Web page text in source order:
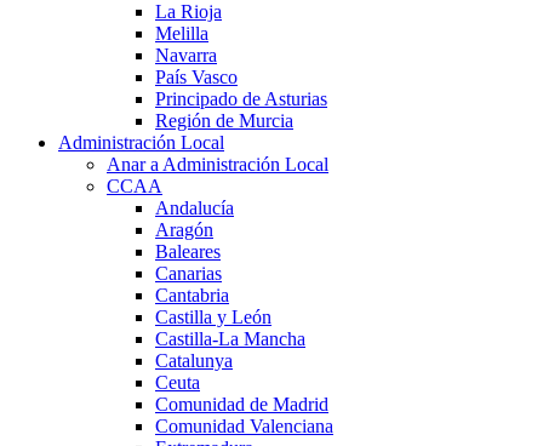
La Rioja
Melilla
Navarra
País Vasco
Principado de Asturias
Región de Murcia
Administración Local
Anar a Administración Local
CCAA
Andalucía
Aragón
Baleares
Canarias
Cantabria
Castilla y León
Castilla-La Mancha
Catalunya
Ceuta
Comunidad de Madrid
Comunidad Valenciana